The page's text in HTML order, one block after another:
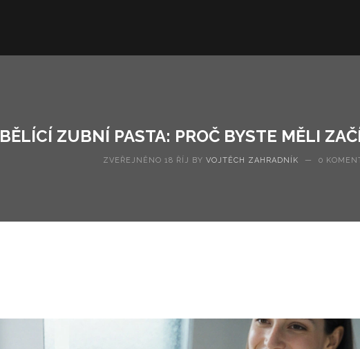
BĚLÍCÍ ZUBNÍ PASTA: PROČ BYSTE MĚLI
ZVEŘEJNĚNO 18 ŘÍJ BY VOJTĚCH ZAHRADNÍK — 0